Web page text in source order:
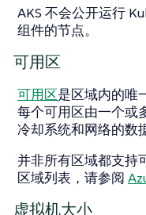
AKS 不会公开运行
组件的节点。
可用区
可用区是区域内的唯
每个可用区由一个或
冷却系统和网络的数
并非所有区域都支持
区域列表，请参阅
虚拟机大小